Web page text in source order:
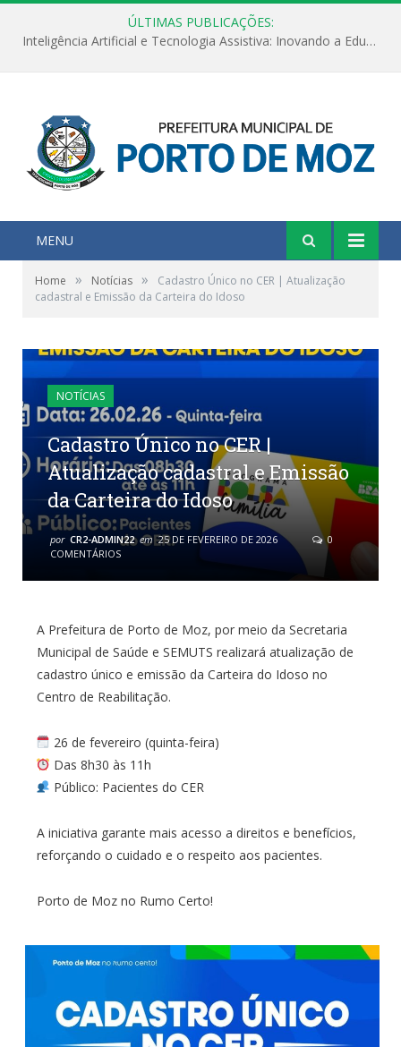
ÚLTIMAS PUBLICAÇÕES:
Inteligência Artificial e Tecnologia Assistiva: Inovando a Educação Especial e Inclusiva
MENU
Home » Notícias »
Cadastro Único no CER | Atualização
cadastral e Emissão da Carteira do Idoso
NOTÍCIAS
Cadastro Único no CER |
Atualização cadastral e Emissão
da Carteira do Idoso
por CR2-ADMIN22 em 25 DE FEVEREIRO DE 2026
0
COMENTÁRIOS
A Prefeitura de Porto de Moz, por meio da Secretaria
Municipal de Saúde e SEMUTS realizará atualização de
cadastro único e emissão da Carteira do Idoso no
Centro de Reabilitação.
26 de fevereiro (quinta-feira)
Das 8h30 às 11h
Público: Pacientes do CER
A iniciativa garante mais acesso a direitos e benefícios,
reforçando o cuidado e o respeito aos pacientes.
Porto de Moz no Rumo Certo!